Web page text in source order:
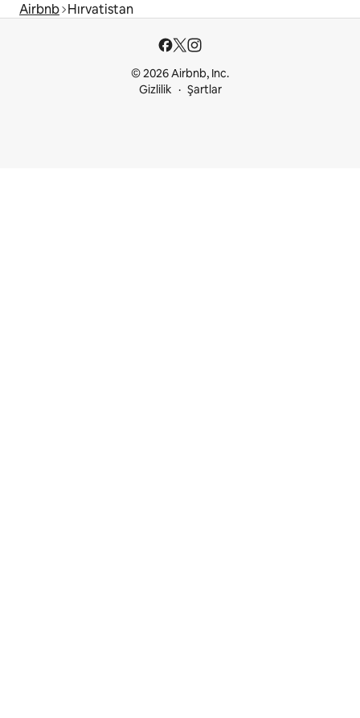
Airbnb Hırvatistan
© 2026 Airbnb, Inc.
Gizlilik
Şartlar